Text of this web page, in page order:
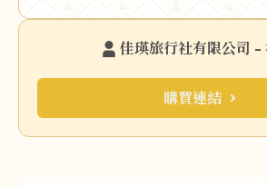
佳瑛旅行社有限公司 -
購買連結